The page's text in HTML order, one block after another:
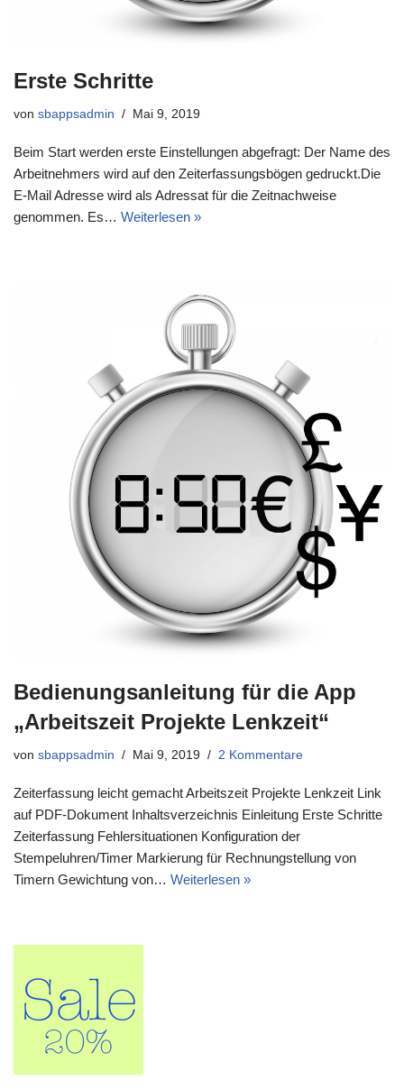
Erste Schritte
von sbappsadmin Mai 9, 2019
Beim Start werden erste Einstellungen abgefragt: Der Name des
Arbeitnehmers wird auf den Zeiterfassungsbögen gedruckt.Die
E-Mail Adresse wird als Adressat für die Zeitnachweise
genommen. Es… Weiterlesen »
Bedienungsanleitung für die App
„Arbeitszeit Projekte Lenkzeit“
von sbappsadmin Mai 9, 2019 2 Kommentare
Zeiterfassung leicht gemacht Arbeitszeit Projekte Lenkzeit Link
auf PDF-Dokument Inhaltsverzeichnis Einleitung Erste Schritte
Zeiterfassung Fehlersituationen Konfiguration der
Stempeluhren/Timer Markierung für Rechnungstellung von
Timern Gewichtung von… Weiterlesen »